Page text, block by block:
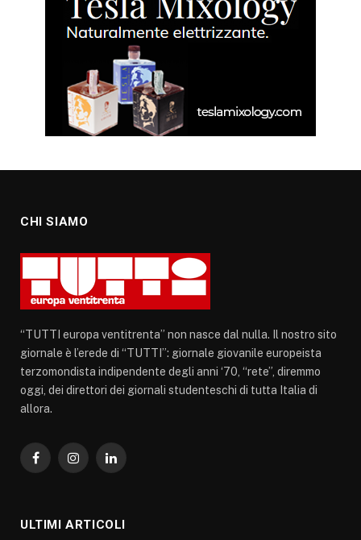
CHI SIAMO
“TUTTI europa ventitrenta” non nasce dal nulla. Il nostro sito
giornale è l’erede di “TUTTI”: giornale giovanile europeista
terzomondista indipendente degli anni ‘70, “rete”, diremmo
oggi, dei direttori dei giornali studenteschi di tutta Italia di
allora.
FacebookInstagramLinkedIn
ULTIMI ARTICOLI